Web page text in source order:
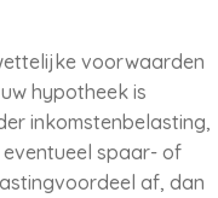
voorwaarden
hypotheek is
inkomstenbelasting,
spaar- of
af, dan